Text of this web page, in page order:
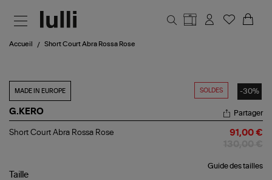
Accueil Short Court Abra Rossa Rose
SOLDES -30%
MADE IN EUROPE
G.KERO
Short
Rose
Partager
Short Court Abra Rossa Rose 91,00 €
Guide des tailles
Taille